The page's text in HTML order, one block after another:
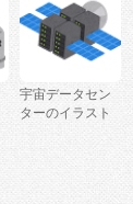
宇宙データセン
ターのイラスト